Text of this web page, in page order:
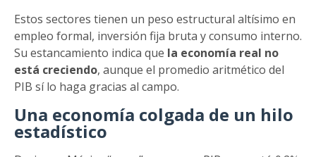
Estos sectores tienen un peso estructural altísimo en
empleo formal, inversión fija bruta y consumo interno.
Su estancamiento indica que la economía real no
está creciendo, aunque el promedio aritmético del
PIB sí lo haga gracias al campo.
Una economía colgada de un hilo
estadístico